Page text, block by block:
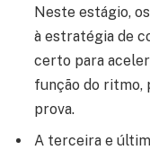
Neste estágio,
à estratégia de
certo para
função do ritmo,
prova.
A terceira e